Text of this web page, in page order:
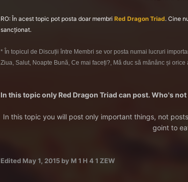
RO: În acest topic pot posta doar membri Red Dragon Triad. Cine
sancționat.
* În topicul de Discuții între Membri se vor posta numai lucruri
Ziua, Salut, Noapte Bună, Ce mai faceți?, Mă duc să mănânc și orice
In this topic only Red Dragon Triad can post. Who's
In this topic you will post only important things, not
goint to
Edited May 1, 2015by M 1 H 4 1 ZEW